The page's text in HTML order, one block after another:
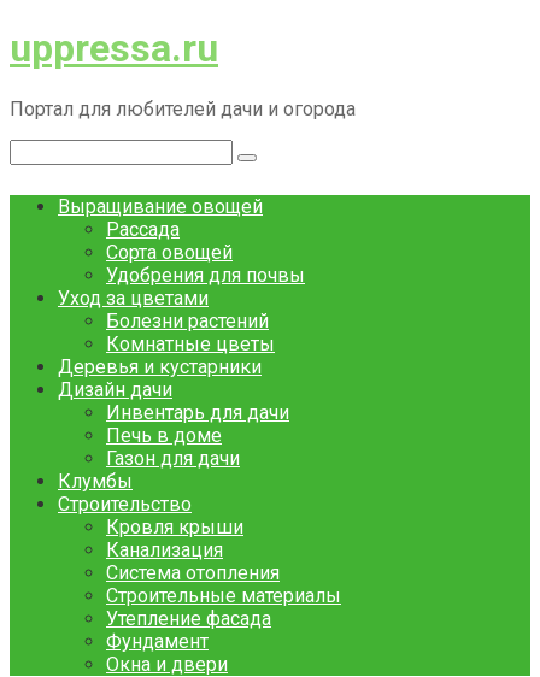
Перейти
к
uppressa.ru
Портал для любителей дачи и огорода
Выращивание овощей
Рассада
Сорта овощей
Удобрения для почвы
Уход за цветами
Болезни растений
Комнатные цветы
Деревья и кустарники
Дизайн дачи
Инвентарь для дачи
Печь в доме
Газон для дачи
Клумбы
Строительство
Кровля крыши
Канализация
Система отопления
Строительные материалы
Утепление фасада
Фундамент
Окна и двери